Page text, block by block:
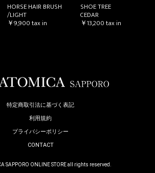
HORSE HAIR BRUSH
/LIGHT
￥9,900tax in
SHOE TREE
CEDAR
￥13,200tax in
特定商取引法に基づく表記
利用規約
プライバシーポリシー
CONTACT
SAPPORO ONLINE STORE all rights reserved.